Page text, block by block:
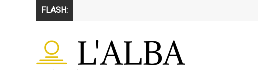
FLASH: